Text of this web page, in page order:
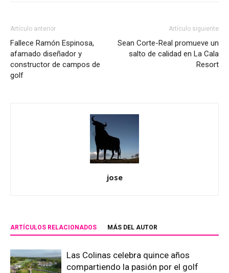
Artículo anterior
Fallece Ramón Espinosa,
afamado diseñador y
constructor de campos de
golf
Artículo siguiente
Sean Corte-Real promueve un
salto de calidad en La Cala
Resort
jose
ARTÍCULOS RELACIONADOS MÁS DEL AUTOR
Las Colinas celebra quince años
compartiendo la pasión por el golf